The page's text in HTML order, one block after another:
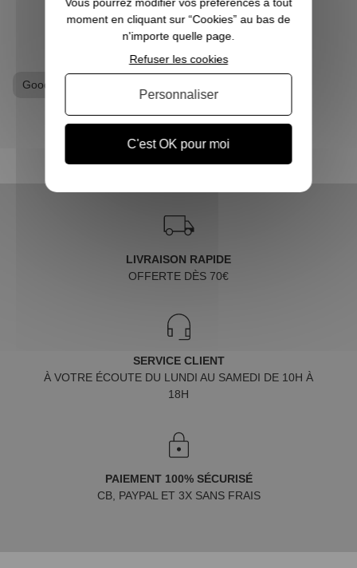
Goodies Star Wars
LIVRAISON RAPIDE
OFFERTE DÈS 70€
SERVICE CLIENT
À VOTRE ÉCOUTE DU LUNDI AU SAMEDI DE 10H À
18H
PAIEMENT 100% SÉCURISÉ
CB, PAYPAL ET 3X SANS FRAIS
moment en cliquant sur “Cookies” au bas de
n'importe quelle page.
C'est OK pour moi
Refuser les cookies
Personnaliser